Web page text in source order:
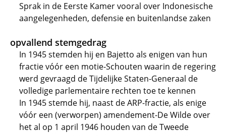
Sprak in de Eerste Kamer vooral over Indonesische
aangelegenheden, defensie en buitenlandse zaken
opvallend stemgedrag
In 1945 stemden hij en Bajetto als enigen van hun
fractie vóór een motie-Schouten waarin de regering
werd gevraagd de Tijdelijke Staten-Generaal de
volledige parlementaire rechten toe te kennen
In 1945 stemde hij, naast de ARP-fractie, als enige
vóór een (verworpen) amendement-De Wilde over
het al op 1 april 1946 houden van de Tweede